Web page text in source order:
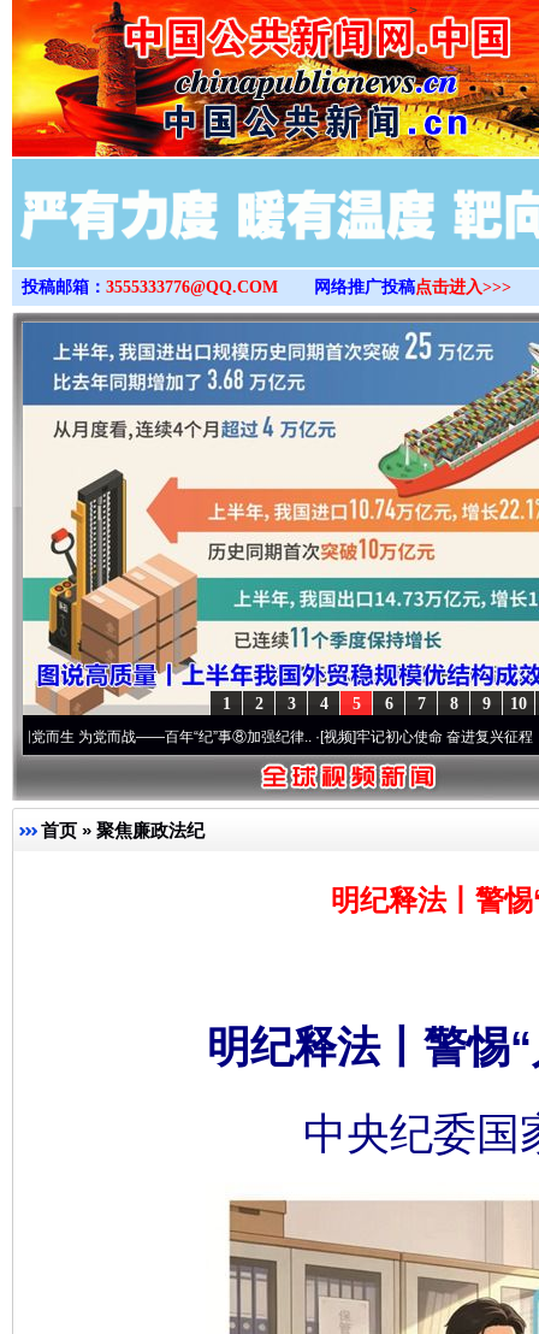
>
投稿邮箱： 3555333776@QQ.COM 网络推广投稿点击进入>>>
10
9
8
7
6
5
4
3
2
1
党而战——百年“纪”事⑧加强纪律..·[视频]牢记初心使命 奋进复兴征程丨“转折之城”
首页 » 聚焦廉政法纪
明纪释法丨警
明纪释法丨警惕
中央纪委国